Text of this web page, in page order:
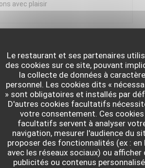
Le restaurant et ses partenaires
des cookies sur ce site, pouvant
la collecte de données à caractère
personnel. Les cookies dits «
» sont obligatoires et installés par
D'autres cookies facultatifs
votre consentement. Ces cookies
facultatifs servent à analyser
navigation, mesurer l'audience du
proposer des fonctionnalités (ex : en
avec les réseaux sociaux) ou afficher
publicités ou contenus
avec plaisir
- COUVERTS 2
AMBIANCE: 5/5 CUISINE:
5/5
souper was enorm
- COUVERTS 2